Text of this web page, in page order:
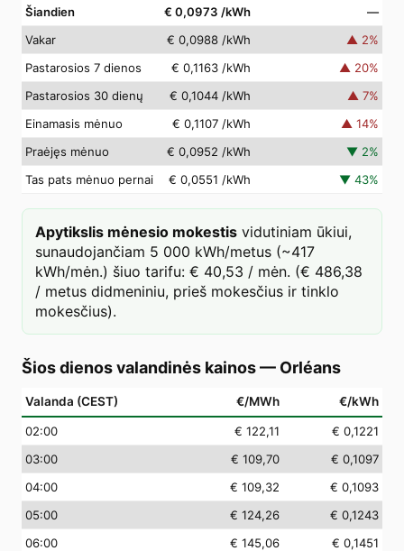
Šiandien € 0,0973 /kWh
—
Vakar
€ 0,0988 /kWh ▲ 2%
Pastarosios 7 dienos
€ 0,1163 /kWh ▲ 20%
Pastarosios 30 dienų
€ 0,1044 /kWh ▲ 7%
Einamasis mėnuo
€ 0,1107 /kWh ▲ 14%
Praėjęs mėnuo
€ 0,0952 /kWh ▼ 2%
Tas pats mėnuo pernai
€ 0,0551 /kWh ▼ 43%
Apytikslis mėnesio mokestis vidutiniam ūkiui,
sunaudojančiam 5 000 kWh/metus (~417
kWh/mėn.) šiuo tarifu: € 40,53 / mėn. (€ 486,38
/ metus didmeniniu, prieš mokesčius ir tinklo
mokesčius).
Šios dienos valandinės kainos— Orléans
Valanda (CEST) €/MWh €/kWh
02:00 € 122,11
€ 0,1221
03:00 € 109,70
€ 0,1097
04:00 € 109,32
€ 0,1093
05:00 € 124,26
€ 0,1243
06:00 € 145,06
€ 0,1451